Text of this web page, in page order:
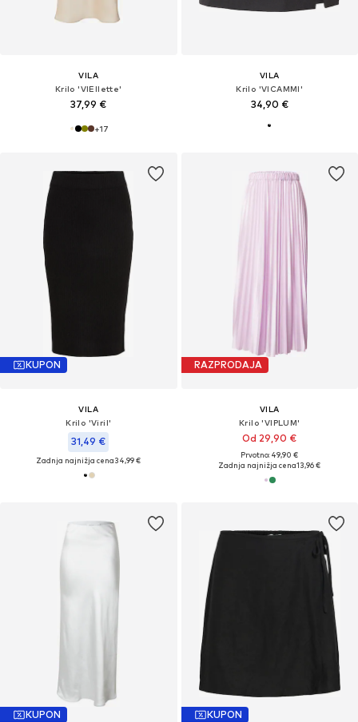
VILA
Krilo 'VIEllette'
37,99 €
+17
VILA
Krilo 'VICAMMI'
34,90 €
KUPON
VILA
Krilo 'Viril'
31,49 €
Zadnja najnižja cena34,99 €
RAZPRODAJA
VILA
Krilo 'VIPLUM'
Od 29,90 €
Prvotno: 49,90 €
Zadnja najnižja cena13,96 €
KUPON KUPON